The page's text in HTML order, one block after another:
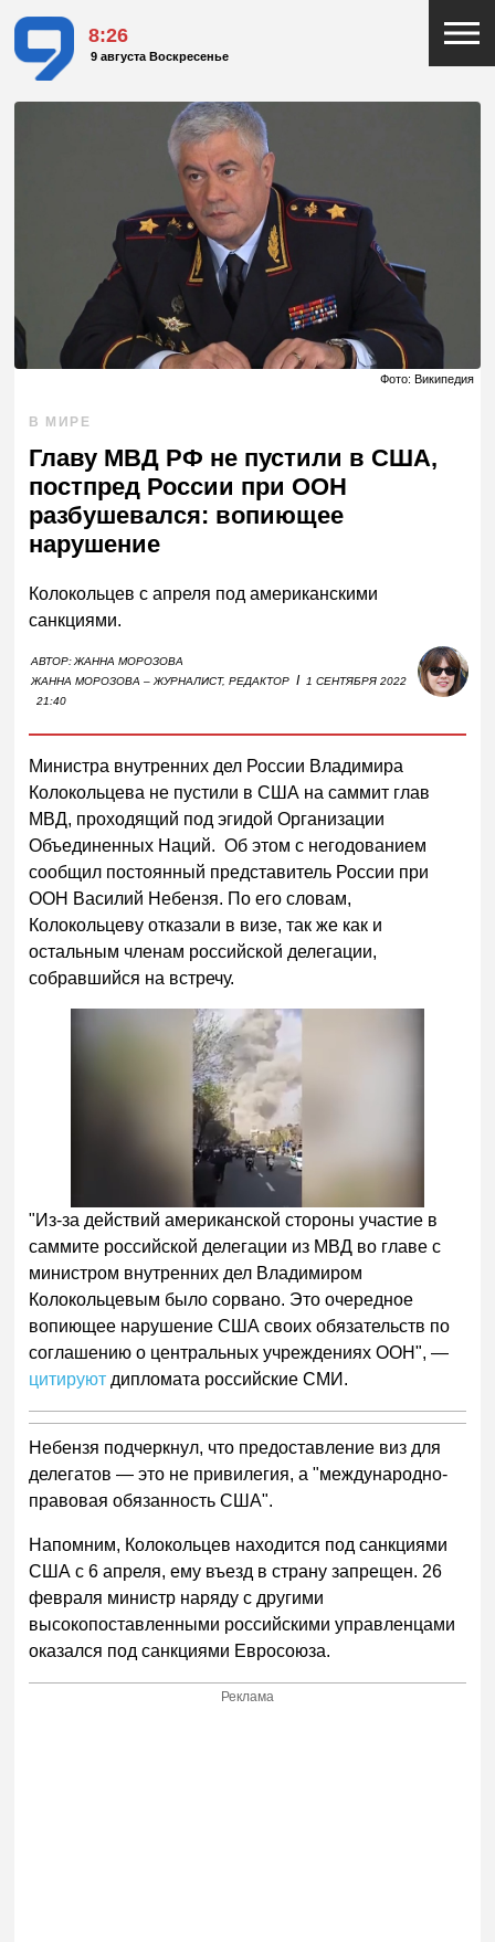
8:26
9 августа Воскресенье
Фото: Википедия
В МИРЕ
Главу МВД РФ не пустили в США,
постпред России при ООН
разбушевался: вопиющее
нарушение
Колокольцев с апреля под американскими
санкциями.
АВТОР:ЖАННА МОРОЗОВА
ЖАННА МОРОЗОВА – ЖУРНАЛИСТ, РЕДАКТОР I
1 СЕНТЯБРЯ 2022
21:40
Министра внутренних дел России Владимира
Колокольцева не пустили в США на саммит глав
МВД, проходящий под эгидой Организации
Объединенных Наций. Об этом с негодованием
сообщил постоянный представитель России при
ООН Василий Небензя. По его словам,
Колокольцеву отказали в визе, так же как и
остальным членам российской делегации,
собравшийся на встречу.
"Из-за действий американской стороны участие в
саммите российской делегации из МВД во главе с
министром внутренних дел Владимиром
Колокольцевым было сорвано. Это очередное
вопиющее нарушение США своих обязательств по
соглашению о центральных учреждениях ООН", —
цитируют дипломата российские СМИ.
Небензя подчеркнул, что предоставление виз для
делегатов — это не привилегия, а "международно-
правовая обязанность США".
Напомним, Колокольцев находится под санкциями
США с 6 апреля, ему въезд в страну запрещен. 26
февраля министр наряду с другими
высокопоставленными российскими управленцами
оказался под санкциями Евросоюза.
Реклама